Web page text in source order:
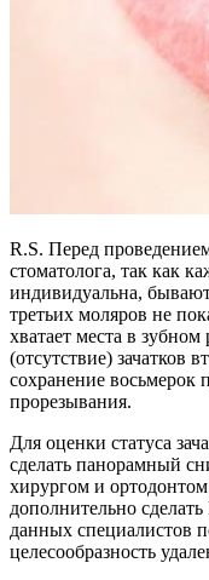
R.S. Перед
стоматолога, так как
индивидуальна, бывают
третьих моляров не
хватает места в
(отсутствие) зачатков
сохранение восьмерок
прорезывания.
Для оценки статуса
сделать панорамный
хирургом и
дополнительно
данных специалистов
целесообразность